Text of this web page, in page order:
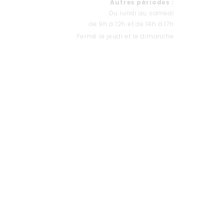
Autres périodes :
Du lundi au samedi
de 9h à 12h et de 14h à 17h
Fermé le jeudi et le dimanche